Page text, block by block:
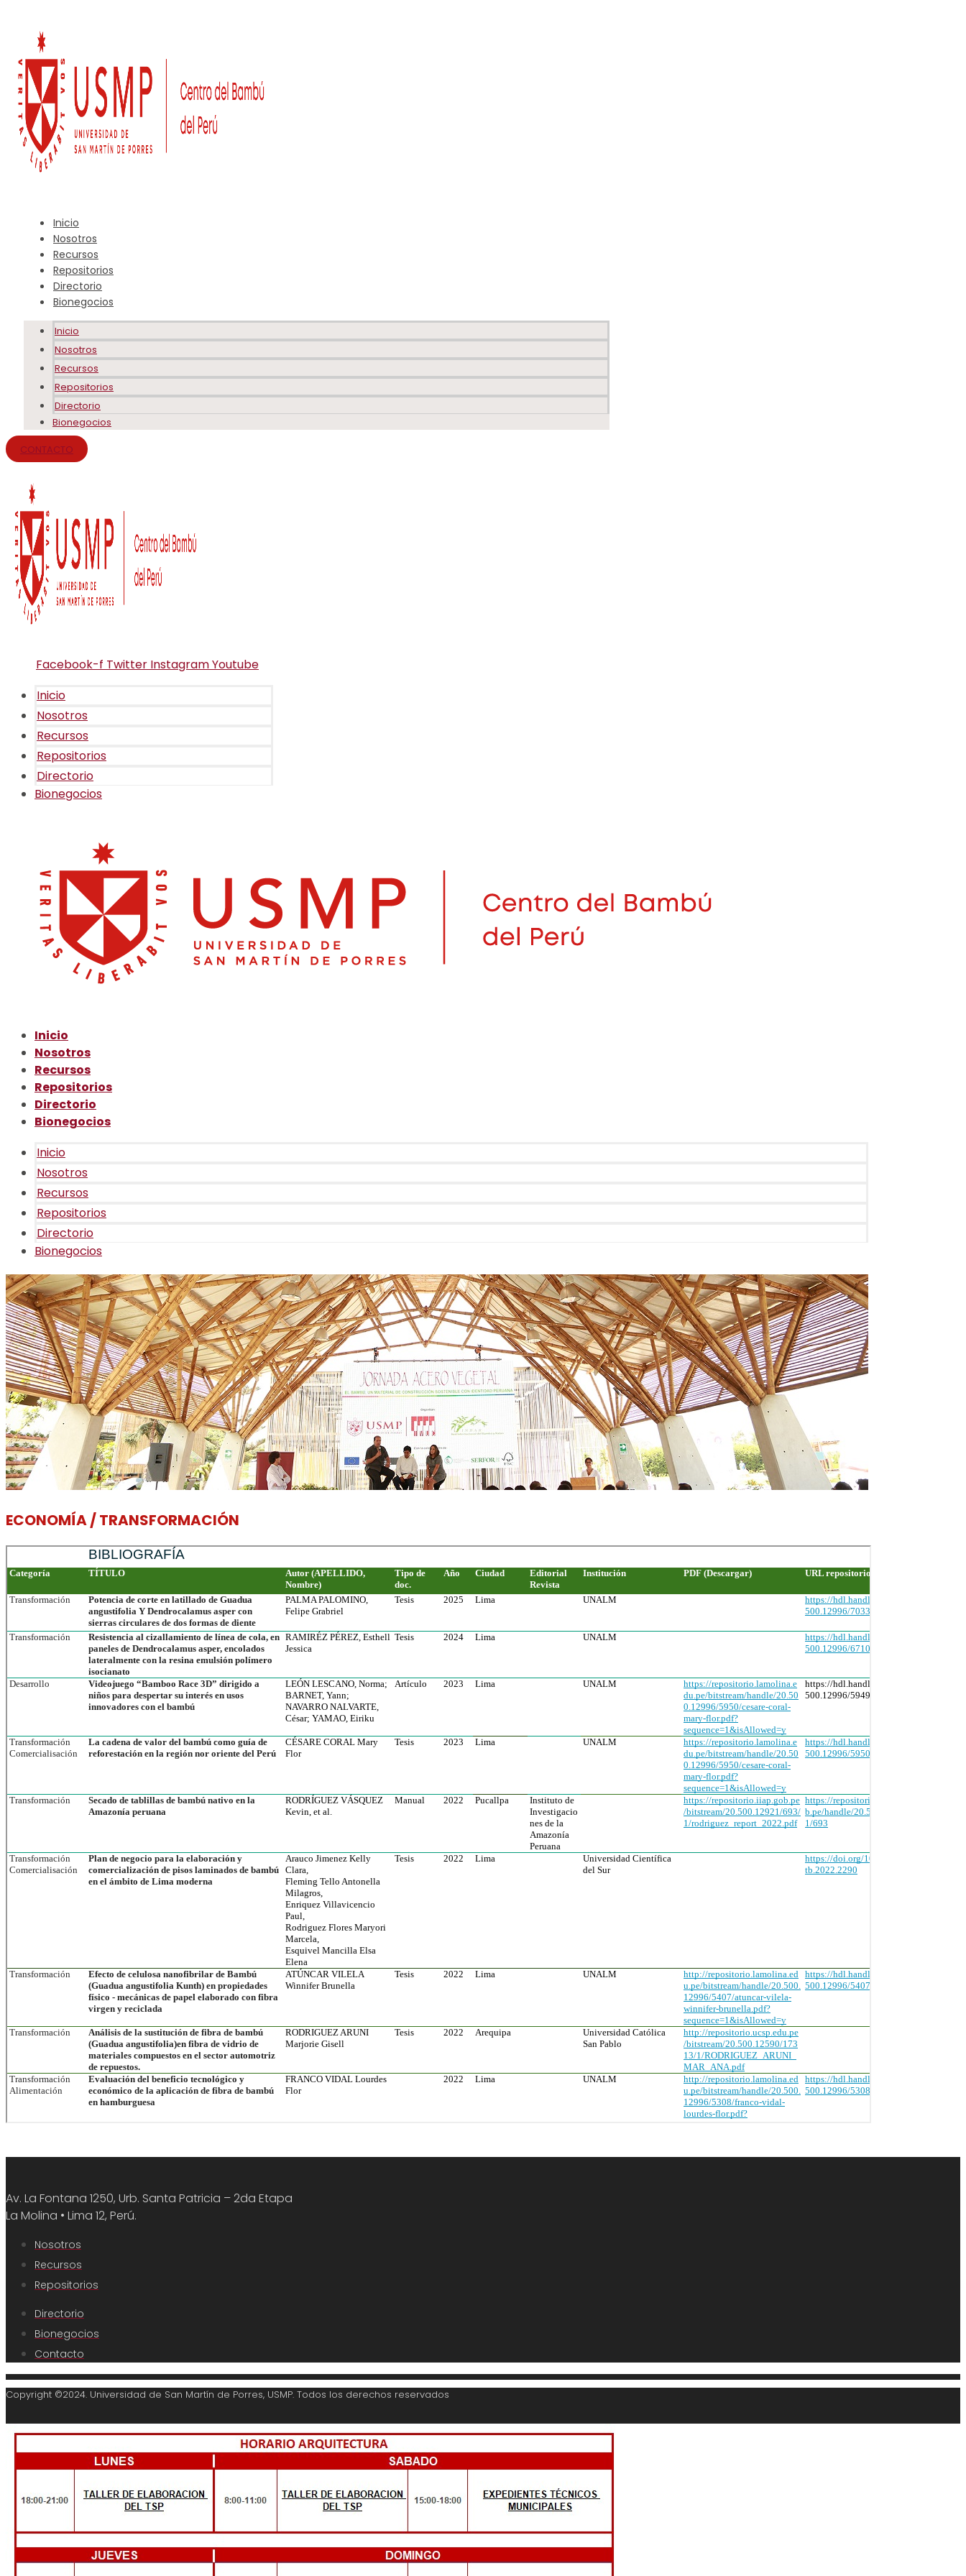
Inicio
Nosotros
Recursos
Repositorios
Directorio
Bionegocios
Inicio
Nosotros
Recursos
Repositorios
Directorio
Bionegocios
CONTACTO
Facebook-f Twitter InstagramYoutube
Inicio
Nosotros
Recursos
Repositorios
Directorio
Bionegocios
Inicio
Nosotros
Recursos
Repositorios
Directorio
Bionegocios
Inicio
Nosotros
Recursos
Repositorios
Directorio
Bionegocios
ECONOMÍA / TRANSFORMACIÓN
Av. La Fontana 1250, Urb. Santa Patricia – 2da Etapa
La Molina • Lima 12, Perú.
Nosotros
Recursos
Repositorios
Directorio
Bionegocios
Contacto
Copyright ©2024. Universidad de San Martín de Porres, USMP. Todos los derechos reservados